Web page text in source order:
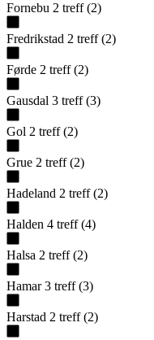
Fornebu 2 treff (2)
Fredrikstad 2 treff (2)
Førde 2 treff (2)
Gausdal 3 treff (3)
Gol 2 treff (2)
Grue 2 treff (2)
Hadeland 2 treff (2)
Halden 4 treff (4)
Halsa 2 treff (2)
Hamar 3 treff (3)
Harstad 2 treff (2)